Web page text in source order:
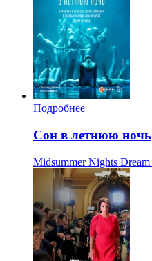
Подробнее
Сон в летнюю ночь
Midsummer Nights Dream